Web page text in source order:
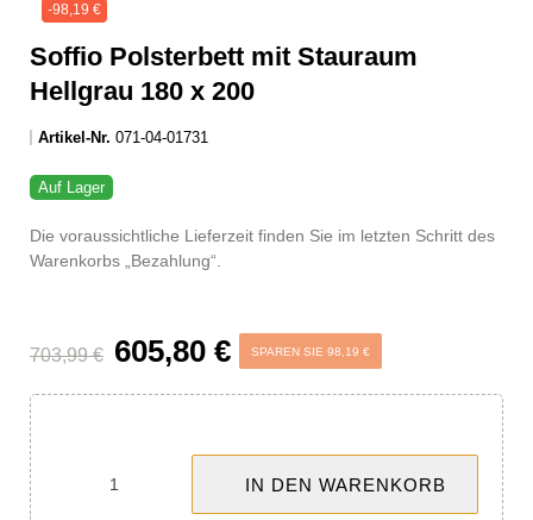
-98,19 €
Soffio Polsterbett mit Stauraum